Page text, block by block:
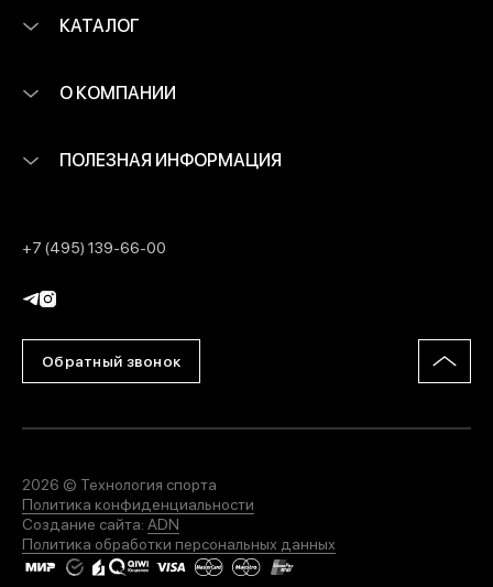
КАТАЛОГ
О КОМПАНИИ
ПОЛЕЗНАЯ ИНФОРМАЦИЯ
+7 (495) 139-66-00
Обратный звонок
2026 © Технология спорта
Политика конфиденциальности
Создание сайта: ADN
Политика обработки персональных данных